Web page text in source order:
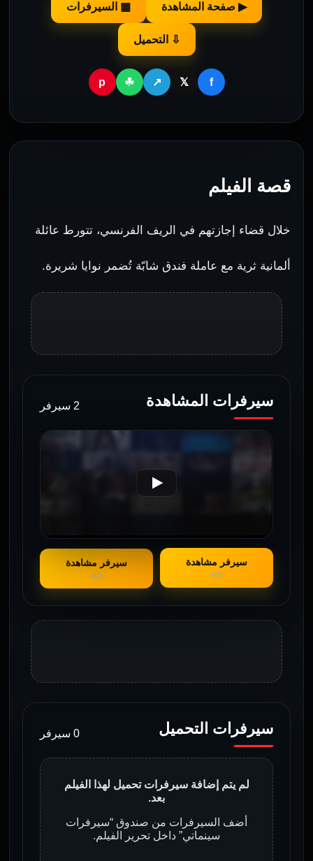
▶ صفحة المشاهدة ▦ السيرفرات
⇩ التحميل
f
𝕏
↗
☘
p
قصة الفيلم
خلال قضاء إجازتهم في الريف الفرنسي، تتورط عائلة
ألمانية ثرية مع عاملة فندق شابّة تُضمر نوايا شريرة.
سيرفرات المشاهدة 2 سيرفر
سيرفر مشاهدة
HD
سيرفر مشاهدة
HD
سيرفرات التحميل 0 سيرفر
لم يتم إضافة سيرفرات تحميل لهذا الفيلم
بعد.
أضف السيرفرات من صندوق “سيرفرات
سينماتي” داخل تحرير الفيلم.